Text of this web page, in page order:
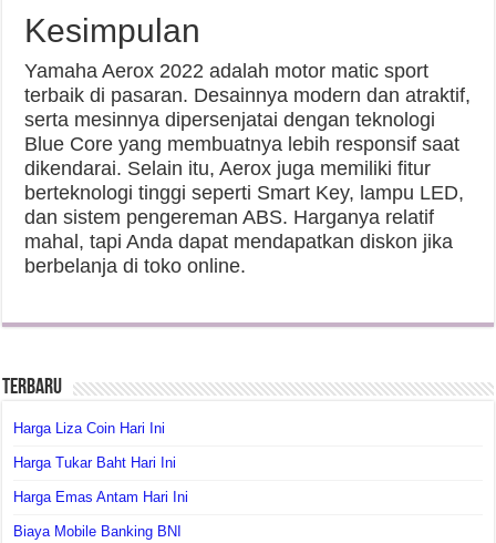
Kesimpulan
Yamaha Aerox 2022 adalah motor matic sport
terbaik di pasaran. Desainnya modern dan atraktif,
serta mesinnya dipersenjatai dengan teknologi
Blue Core yang membuatnya lebih responsif saat
dikendarai. Selain itu, Aerox juga memiliki fitur
berteknologi tinggi seperti Smart Key, lampu LED,
dan sistem pengereman ABS. Harganya relatif
mahal, tapi Anda dapat mendapatkan diskon jika
berbelanja di toko online.
Terbaru
Harga Liza Coin Hari Ini
Harga Tukar Baht Hari Ini
Harga Emas Antam Hari Ini
Biaya Mobile Banking BNI